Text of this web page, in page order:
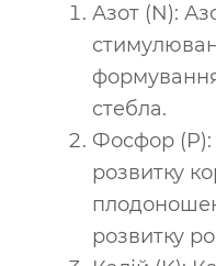
Азот (N):
стебла.
Фосфор
розвитку
розвитку